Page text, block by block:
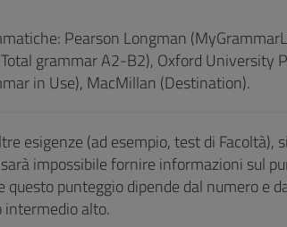
Pearson Longman
grammar A2-B2), Oxford University
in Use), MacMillan (Destination).
esigenze (ad esempio, test di
impossibile fornire informazioni sul
questo punteggio dipende dal numero e
intermedio alto.